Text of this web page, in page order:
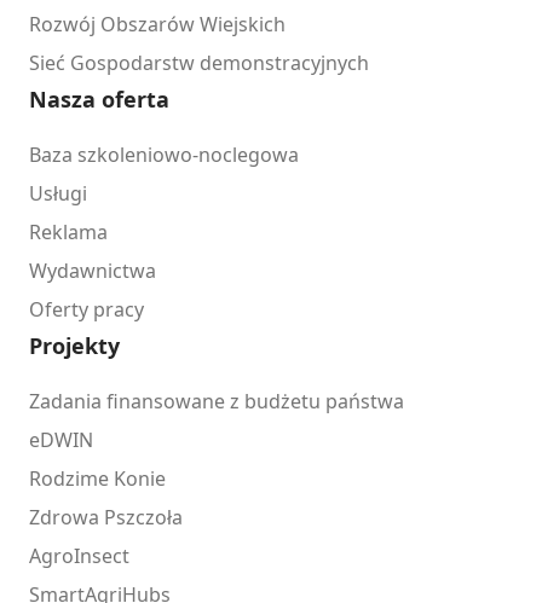
Rozwój Obszarów Wiejskich
Sieć Gospodarstw demonstracyjnych
Nasza oferta
Baza szkoleniowo-noclegowa
Usługi
Reklama
Wydawnictwa
Oferty pracy
Projekty
Zadania finansowane z budżetu państwa
eDWIN
Rodzime Konie
Zdrowa Pszczoła
AgroInsect
SmartAgriHubs